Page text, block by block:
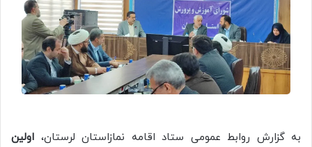
به گزارش روابط عمومی ستاد اقامه نمازاستان لرستان، اولین